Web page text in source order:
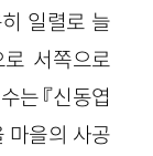
일렬로 늘
서쪽으로
는 『신동엽
마을의 사공